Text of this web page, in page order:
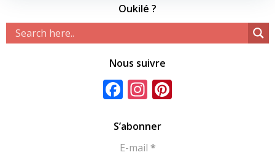
Oukilé ?
Nous suivre
Facebook
Instagram
S’abonner
E-mail *